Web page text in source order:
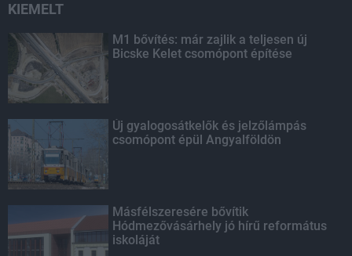
KIEMELT
M1 bővítés: már zajlik a teljesen új
Bicske Kelet csomópont építése
Új gyalogosátkelők és jelzőlámpás
csomópont épül Angyalföldön
Másfélszeresére bővítik
Hódmezővásárhely jó hírű református
iskoláját